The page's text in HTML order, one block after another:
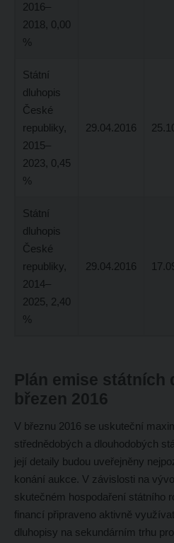
2016–
2018, 0,00
%
Státní
dluhopis
České
republiky,
2015–
2023, 0,45
%
29.04.2016
Státní
dluhopis
České
republiky,
2014–
2025, 2,40
%
29.04.2016
Plán emise státních
březen 2016
V březnu 2016 se uskuteční
střednědobých a dlouhodobých
její detaily budou uveřejněny
konání aukce. V závislosti na
skutečném hospodaření státního
financí připraveno aktivně
dluhopisy na sekundárním trhu